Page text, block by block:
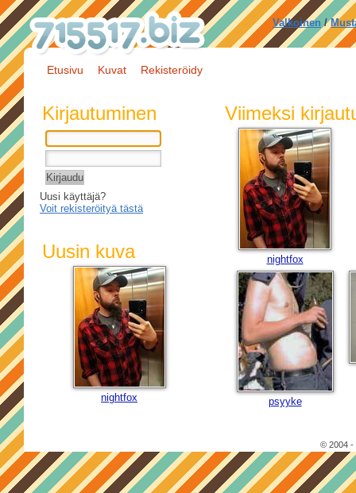
Valkoinen /
Etusivu Kuvat Rekisteröidy
Kirjautuminen
Uusi käyttäjä?
Voit rekisteröityä tästä
Uusin kuva
nightfox
Viimeksi
nightfox
psyyke
© 2004 -